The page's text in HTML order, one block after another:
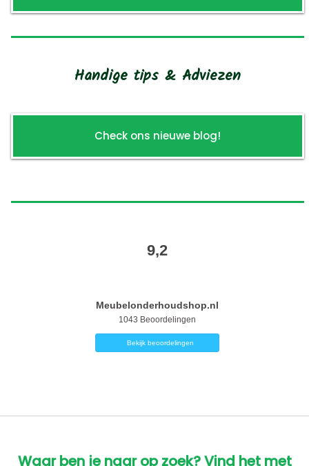
Handige tips & Adviezen
Check ons nieuwe blog!
9,2
Meubelonderhoudshop.nl
1043 Beoordelingen
Bekijk beoordelingen
Waar ben je naar op zoek? Vind het met